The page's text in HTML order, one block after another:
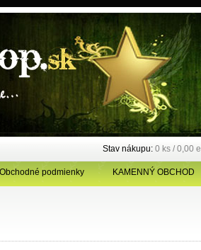
Stav nákupu: 0 ks / 0,00
Obchodné podmienky KAMENNÝ OBCHOD